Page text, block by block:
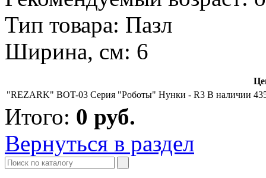
Тип товара: Пазл
Ширина, см: 6
"REZARK" BOT-03 Серия "Роботы" Нунки - R3 В наличии
Итого: 0 руб.
Вернуться в раздел